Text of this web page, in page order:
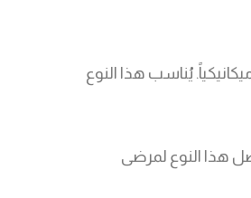
يُناسب هذا النوع
هذا النوع لمرضى